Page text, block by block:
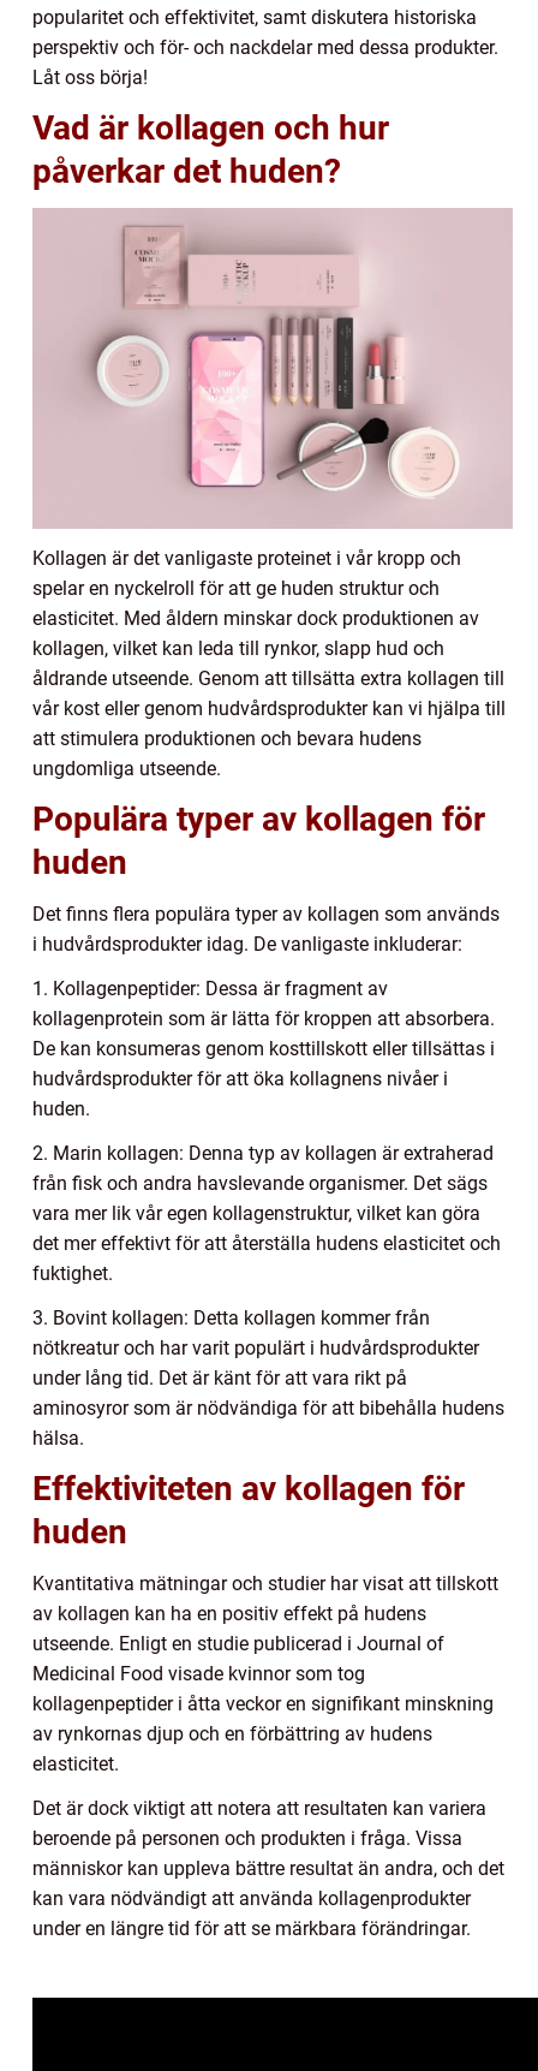
popularitet och effektivitet, samt diskutera historiska
perspektiv och för- och nackdelar med dessa produkter.
Låt oss börja!
Vad är kollagen och hur
påverkar det huden?
Kollagen är det vanligaste proteinet i vår kropp och
spelar en nyckelroll för att ge huden struktur och
elasticitet. Med åldern minskar dock produktionen av
kollagen, vilket kan leda till rynkor, slapp hud och
åldrande utseende. Genom att tillsätta extra kollagen till
vår kost eller genom hudvårdsprodukter kan vi hjälpa till
att stimulera produktionen och bevara hudens
ungdomliga utseende.
Populära typer av kollagen för
huden
Det finns flera populära typer av kollagen som används
i hudvårdsprodukter idag. De vanligaste inkluderar:
1. Kollagenpeptider: Dessa är fragment av
kollagenprotein som är lätta för kroppen att absorbera.
De kan konsumeras genom kosttillskott eller tillsättas i
hudvårdsprodukter för att öka kollagnens nivåer i
huden.
2. Marin kollagen: Denna typ av kollagen är extraherad
från fisk och andra havslevande organismer. Det sägs
vara mer lik vår egen kollagenstruktur, vilket kan göra
det mer effektivt för att återställa hudens elasticitet och
fuktighet.
3. Bovint kollagen: Detta kollagen kommer från
nötkreatur och har varit populärt i hudvårdsprodukter
under lång tid. Det är känt för att vara rikt på
aminosyror som är nödvändiga för att bibehålla hudens
hälsa.
Effektiviteten av kollagen för
huden
Kvantitativa mätningar och studier har visat att tillskott
av kollagen kan ha en positiv effekt på hudens
utseende. Enligt en studie publicerad i Journal of
Medicinal Food visade kvinnor som tog
kollagenpeptider i åtta veckor en signifikant minskning
av rynkornas djup och en förbättring av hudens
elasticitet.
Det är dock viktigt att notera att resultaten kan variera
beroende på personen och produkten i fråga. Vissa
människor kan uppleva bättre resultat än andra, och det
kan vara nödvändigt att använda kollagenprodukter
under en längre tid för att se märkbara förändringar.